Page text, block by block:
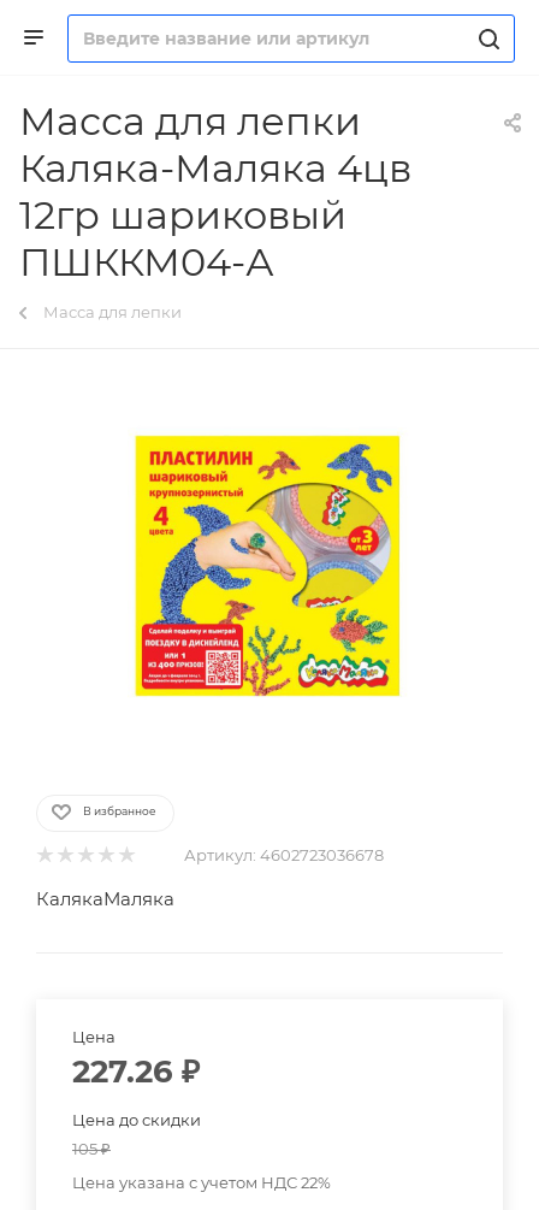
Масса для лепки
Каляка-Маляка 4цв
12гр шариковый
ПШККМ04-А
Масса для лепки
В избранное
Артикул: 4602723036678
КалякаМаляка
Цена
227.26 ₽
Цена до скидки
105₽
Цена указана с учетом НДС 22%